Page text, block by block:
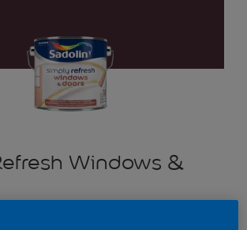
Windows &